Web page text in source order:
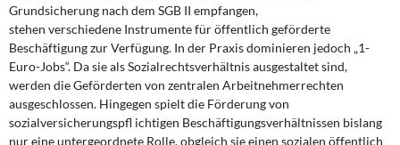
Steuer- und Finanzpolitik
Öffentliche Infrastruktur und Daseinsvorsorge
Eurokrise und Griechenland
DIE LINKE
Grundsicherung nach dem SGB II empfangen,
stehen verschiedene Instrumente für öffentlich geförderte
Beschäftigung zur Verfügung. In der Praxis dominieren jedoch „1-
Euro-Jobs“. Da sie als Sozialrechtsverhältnis ausgestaltet sind,
werden die Geförderten von zentralen Arbeitnehmerrechten
ausgeschlossen. Hingegen spielt die Förderung von
sozialversicherungspfl ichtigen Beschäftigungsverhältnissen bislang
nur eine untergeordnete Rolle, obgleich sie einen sozialen öffentlich